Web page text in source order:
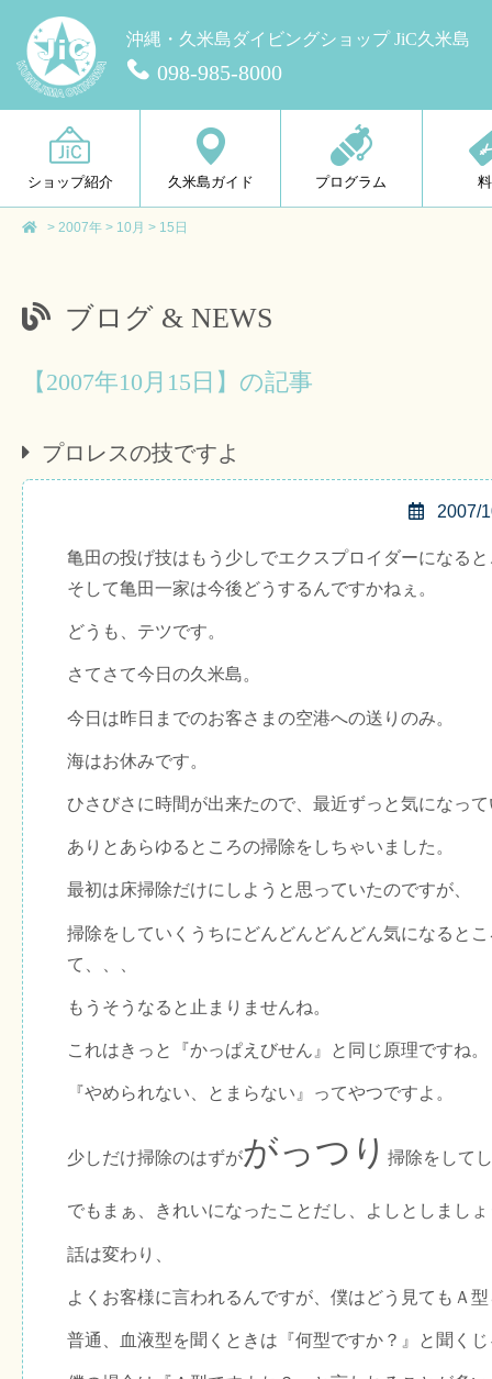
沖縄・久米島ダイビングショップ JiC久米島
098-985-8000
ショップ紹介 久米島ガイド プログラム
> 2007年 > 10月 > 15日
ブログ & NEWS
【2007年10月15日】の記事
プロレスの技ですよ
2007/
亀田の投げ技はもう少しでエクスプロイダーになる
そして亀田一家は今後どうするんですかねぇ。
どうも、テツです。
さてさて今日の久米島。
今日は昨日までのお客さまの空港への送りのみ。
海はお休みです。
ひさびさに時間が出来たので、最近ずっと気になっ
ありとあらゆるところの掃除をしちゃいました。
最初は床掃除だけにしようと思っていたのですが、
掃除をしていくうちにどんどんどんどん気になると
て、、、
もうそうなると止まりませんね。
これはきっと『かっぱえびせん』と同じ原理ですね。
『やめられない、とまらない』ってやつですよ。
少しだけ掃除のはずががっつり 掃除をして
でもまぁ、きれいになったことだし、よしとしまし
話は変わり、
よくお客様に言われるんですが、僕はどう見てもＡ
普通、血液型を聞くときは『何型ですか？』と聞く